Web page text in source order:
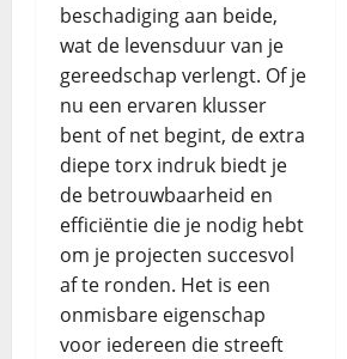
beschadiging aan beide,
wat de levensduur van je
gereedschap verlengt. Of je
nu een ervaren klusser
bent of net begint, de extra
diepe torx indruk biedt je
de betrouwbaarheid en
efficiëntie die je nodig hebt
om je projecten succesvol
af te ronden. Het is een
onmisbare eigenschap
voor iedereen die streeft